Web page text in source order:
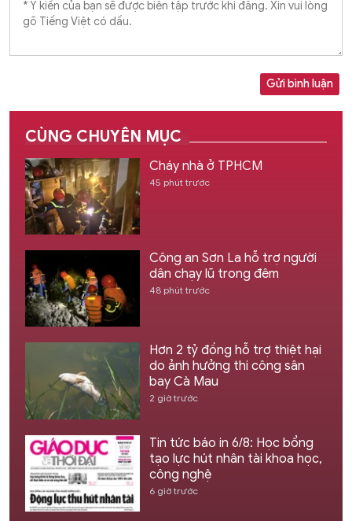
Gửi bình luận
CÙNG CHUYÊN MỤC
Cháy nhà ở TPHCM
45 phút trước
Công an Sơn La hỗ trợ người
dân chạy lũ trong đêm
48 phút trước
Hơn 2 tỷ đồng hỗ trợ thiệt hại
do ảnh hưởng thi công sân
bay Cà Mau
2 giờ trước
Tin tức báo in 6/8: Học bổng
tạo lực hút nhân tài khoa học,
công nghệ
6 giờ trước